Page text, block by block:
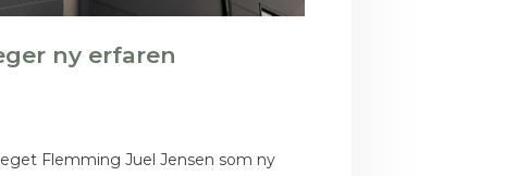
ny erfaren
Flemming Juel Jensen som ny